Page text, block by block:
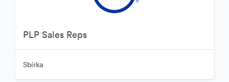
PLP Sales Reps
Sbírka